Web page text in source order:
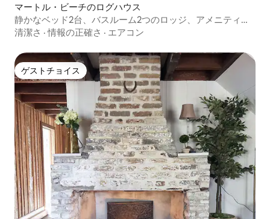
マートル・ビーチのログハウス
静かなベッド2台、バスルーム2つのロッジ、アメニティ付
き、101ac
清潔さ ·情報の正確さ · エアコン
ゲストチョイス
ゲストチョイス